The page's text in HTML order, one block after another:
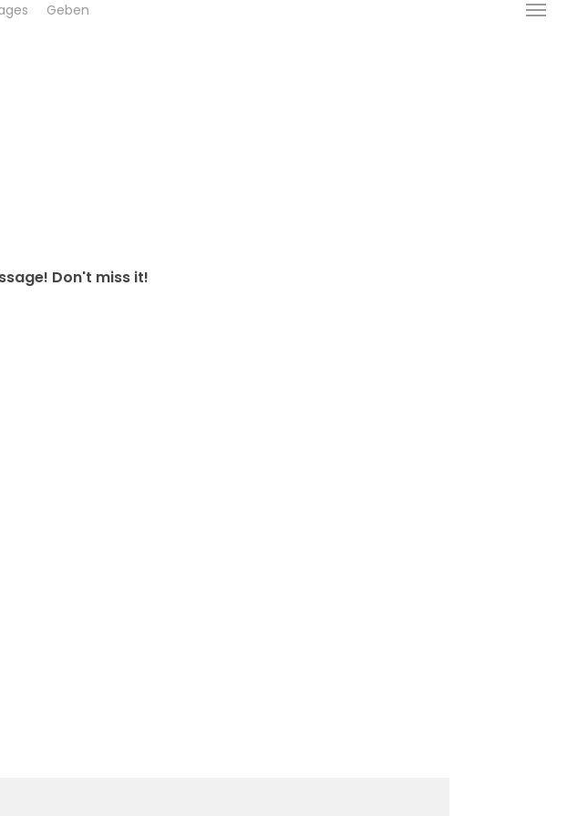
Geben Menu
Don't miss it!